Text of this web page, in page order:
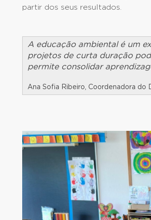
partir dos seus resultados.
A educação ambiental é um
projetos de curta duração
permite consolidar
Ana Sofia Ribeiro, Coordenadora do